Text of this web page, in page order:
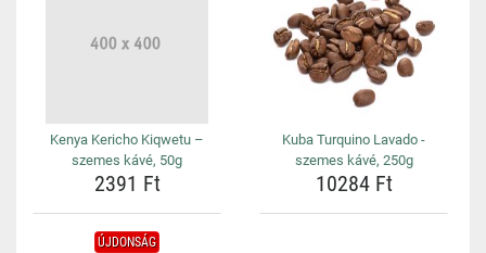
Kenya Kericho Kiqwetu –
szemes kávé, 50g
2391 Ft
Kuba Turquino Lavado -
szemes kávé, 250g
10284 Ft
ÚJDONSÁG